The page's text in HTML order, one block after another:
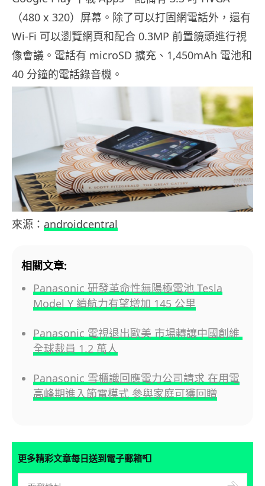
（480 x 320）屏幕。除了可以打固網電話外，還有
Wi-Fi 可以瀏覽網頁和配合 0.3MP 前置鏡頭進行視
像會議。電話有 microSD 擴充、1,450mAh 電池和
40 分鐘的電話錄音機。
來源： androidcentral
相關文章:
Panasonic 研發革命性無陽極電池 Tesla
Model Y 續航力有望增加 145 公里
Panasonic 電視退出歐美 市場轉讓中國創維
全球裁員 1.2 萬人
Panasonic 雪櫃識回應電力公司請求 在用電
高峰期進入節電模式 參與家庭可獲回贈
更多精彩文章每日送到電子郵箱📮